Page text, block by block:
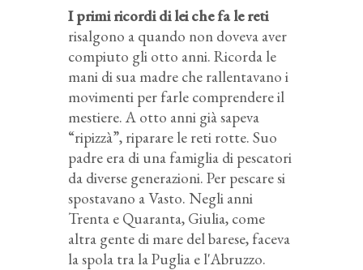
I primi ricordi di lei che fa le reti
risalgono a quando non doveva aver
compiuto gli otto anni. Ricorda le
mani di sua madre che rallentavano i
movimenti per farle comprendere il
mestiere. A otto anni già sapeva
“ripizzà”, riparare le reti rotte. Suo
padre era di una famiglia di pescatori
da diverse generazioni. Per pescare si
spostavano a Vasto. Negli anni
Trenta e Quaranta, Giulia, come
altra gente di mare del barese, faceva
la spola tra la Puglia e l'Abruzzo.